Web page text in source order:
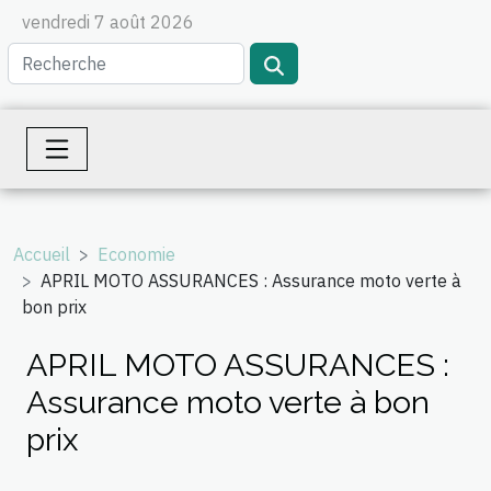
vendredi 7 août 2026
Accueil
Economie
APRIL MOTO ASSURANCES : Assurance moto verte à
bon prix
APRIL MOTO ASSURANCES :
Assurance moto verte à bon
prix